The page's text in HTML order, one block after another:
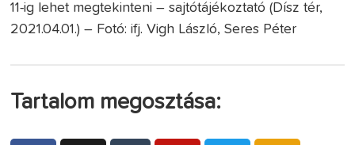
11-ig lehet megtekinteni – sajtótájékoztató (Dísz tér,
2021.04.01.) – Fotó: ifj. Vigh László, Seres Péter
Tartalom megosztása: